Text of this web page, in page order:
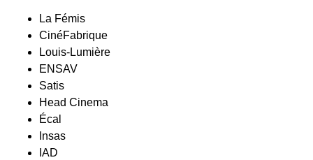
La Fémis
CinéFabrique
Louis-Lumière
ENSAV
Satis
Head Cinema
Écal
Insas
IAD